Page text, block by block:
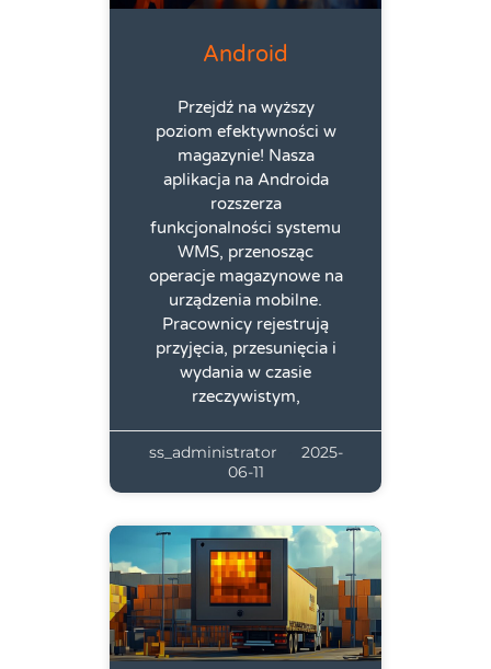
Android
Przejdź na wyższy
poziom efektywności w
magazynie! Nasza
aplikacja na Androida
rozszerza
funkcjonalności systemu
WMS, przenosząc
operacje magazynowe na
urządzenia mobilne.
Pracownicy rejestrują
przyjęcia, przesunięcia i
wydania w czasie
rzeczywistym,
ss_administrator
2025-
06-11